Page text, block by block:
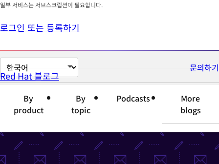
일부 서비스는 서브스크립션이 필요합니다.
로그인 또는 등록하기
페
이
변
문의하기
Red Hat 블로그
By
product
By
topic
Podcasts
More
blogs